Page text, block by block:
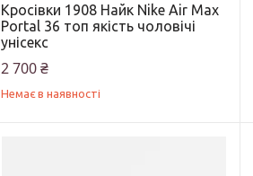
Кросівки 1908 Найк Nike Air Max
Portal 36 топ якість чоловічі
унісекс
2 700 ₴
Немає в наявності